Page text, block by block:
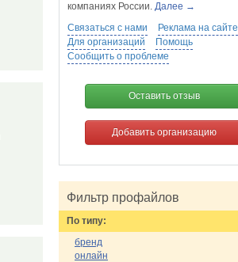
компаниях России. Далее →
Связаться с нами
Реклама на сайте
Для организаций
Помощь
Сообщить о проблеме
Оставить отзыв
Добавить организацию
Фильтр профайлов
По типу:
бренд
онлайн